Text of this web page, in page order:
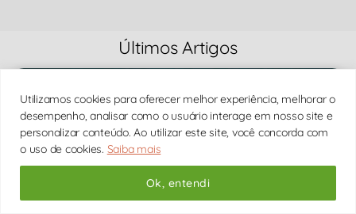
Utilizamos cookies para oferecer melhor experiência, melhorar o
desempenho, analisar como o usuário interage em nosso site e
personalizar conteúdo. Ao utilizar este site, você concorda com
o uso de cookies. Saiba mais
Ok, entendi
Últimos Artigos